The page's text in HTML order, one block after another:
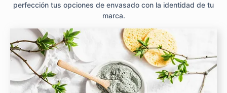
perfección tus opciones de envasado con la identidad de tu
marca.